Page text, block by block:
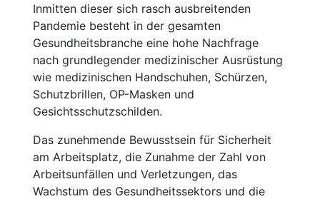
Inmitten dieser sich rasch ausbreitenden
Pandemie besteht in der gesamten
Gesundheitsbranche eine hohe Nachfrage
nach grundlegender medizinischer Ausrüstung
wie medizinischen Handschuhen, Schürzen,
Schutzbrillen, OP-Masken und
Gesichtsschutzschilden.
Das zunehmende Bewusstsein für Sicherheit
am Arbeitsplatz, die Zunahme der Zahl von
Arbeitsunfällen und Verletzungen, das
Wachstum des Gesundheitssektors und die